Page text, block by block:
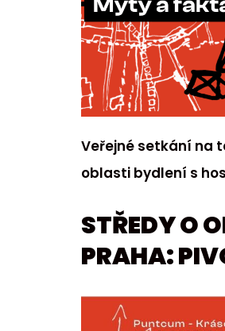
Veřejné setkání na
oblasti bydlení s
STŘEDY O
PRAHA: